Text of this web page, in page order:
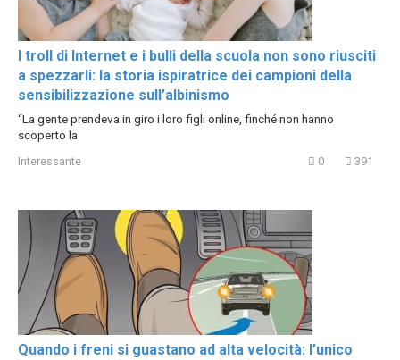
I troll di Internet e i bulli della scuola non sono riusciti
a spezzarli: la storia ispiratrice dei campioni della
sensibilizzazione sull’albinismo
“La gente prendeva in giro i loro figli online, finché non hanno
scoperto la
Interessante 0 391
Quando i freni si guastano ad alta velocità: l’unico